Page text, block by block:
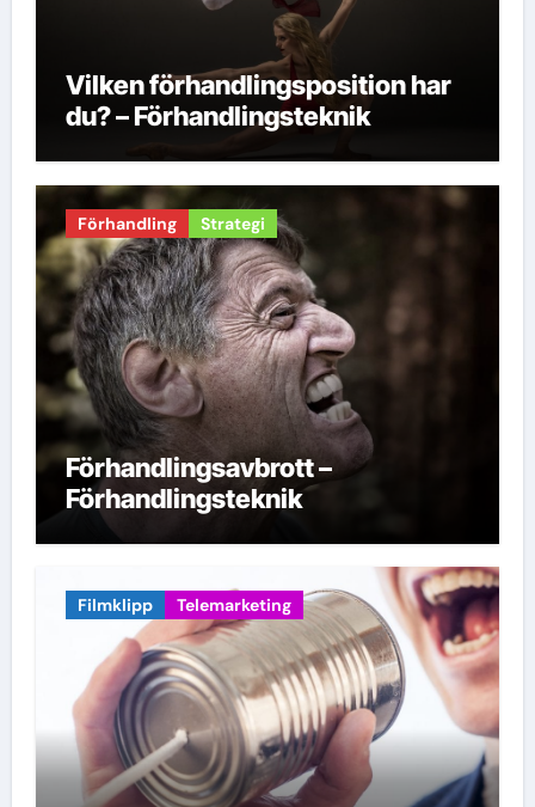
Vilken förhandlingsposition har
du? – Förhandlingsteknik
Förhandling Strategi
Förhandlingsavbrott –
Förhandlingsteknik
Filmklipp Telemarketing